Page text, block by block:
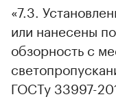
«7.3.
или нанесены
обзорность с
ГОСТу 33997-